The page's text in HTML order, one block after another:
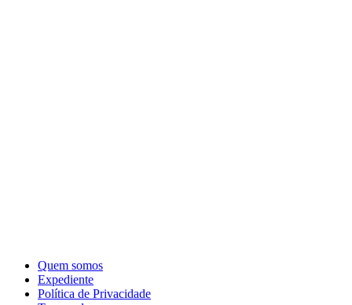
Quem somos
Expediente
Política de Privacidade